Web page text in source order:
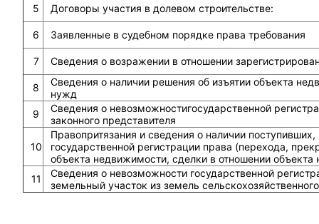
5 Договоры участия в долевом строительстве:
6 Заявленные в судебном порядке права требования
7 Сведения о возражении в отношении
8
Сведения о наличии решения об изъятии объекта
нужд
9
Сведения о невозможностигосударственной
законного представителя
10
Правопритязания и сведения о наличии
государственной регистрации права (перехода,
объекта недвижимости, сделки в отношении
11
Сведения о невозможности государственной
земельный участок из земель